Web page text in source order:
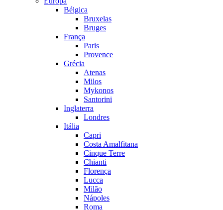
Bélgica
Bruxelas
Bruges
França
Paris
Provence
Grécia
Atenas
Milos
Mykonos
Santorini
Inglaterra
Londres
Itália
Capri
Costa Amalfitana
Cinque Terre
Chianti
Florença
Lucca
Milão
Nápoles
Roma